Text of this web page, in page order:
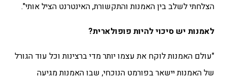
הצלחתי לשלב בין האמנות והתקשורת, האינטרנט הציל אותי".
לאמנות יש סיכוי להיות פופולארית?
"עולם האמנות לוקח את עצמו יותר מדי ברצינות וכל עוד הגורל
של האמנות יישאר בפורמט הנוכחי, שבו האמנות מגיעה